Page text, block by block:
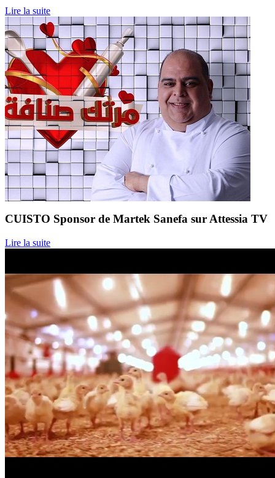
Lire la suite
CUISTO Sponsor de Martek Sanefa sur Attessia TV
Lire la suite